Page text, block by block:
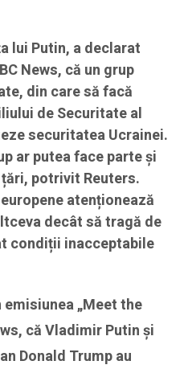
lui Putin, a declarat
News, că un grup
din care să facă
de Securitate al
securitatea Ucrainei.
ar putea face parte și
potrivit Reuters.
atenționează
decât să tragă de
condiții inacceptabile
„Meet the
că Vladimir Putin și
Donald Trump au